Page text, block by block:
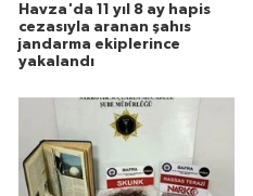
Havza'da 11 yıl 8 ay hapis
cezasıyla aranan şahıs
jandarma ekiplerince
yakalandı